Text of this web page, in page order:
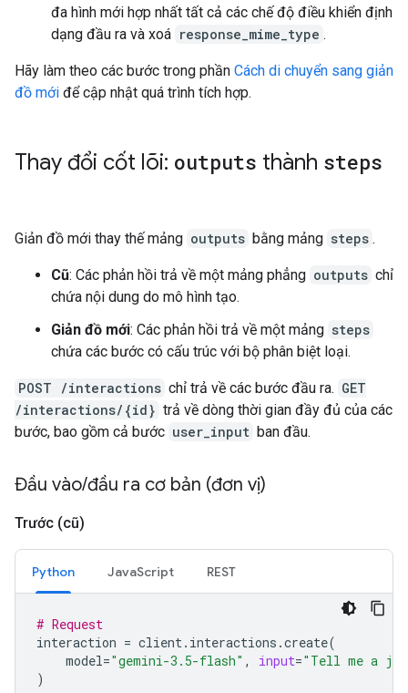
đa hình mới hợp nhất tất cả các chế độ điều khiển định
dạng đầu ra và xoá response_mime_type .
Hãy làm theo các bước trong phần Cách di chuyển sang giản
đồ mới để cập nhật quá trình tích hợp.
Thay đổi cốt lõi: outputs thành steps
Giản đồ mới thay thế mảng outputs bằng mảng steps .
Cũ: Các phản hồi trả về một mảng phẳng outputs chỉ
chứa nội dung do mô hình tạo.
Giản đồ mới: Các phản hồi trả về một mảng steps
chứa các bước có cấu trúc với bộ phân biệt loại.
POST /interactions chỉ trả về các bước đầu ra. GET
/interactions/{id} trả về dòng thời gian đầy đủ của các
bước, bao gồm cả bước user_input ban đầu.
Đầu vào/đầu ra cơ bản (đơn vị)
Trước (cũ)
Python JavaScript REST
# Request
interaction = client. interactions .create(
model="gemini-3.5-flash" , input="Tell me a
)